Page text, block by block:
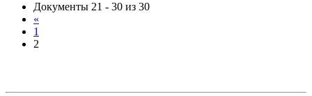
Документы 21 - 30 из 30
«
1
2